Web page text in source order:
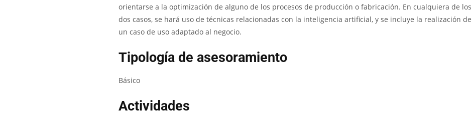
orientarse a la optimización de alguno de los procesos de producción o fabricación. En cualquiera de los
dos casos, se hará uso de técnicas relacionadas con la inteligencia artificial, y se incluye la realización de
un caso de uso adaptado al negocio.
Tipología de asesoramiento
Básico
Actividades